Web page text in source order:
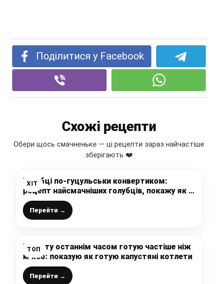
Поділитися у Facebook
Схожі рецепти
Обери щось смачненьке — ці рецепти зараз найчастіше
зберігають ❤️
ХІТ
Голубці по-гуцульськи конвертиком:
рецепт найсмачніших голубців, покажу як їх
правильно закручувати
Перейти →
ТОП
Капусту останнім часом готую частіше ніж
м’ясо: показую як готую капустяні котлети
Перейти →